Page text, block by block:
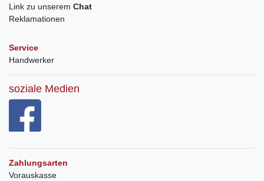
Link zu unserem Chat
Reklamationen
Service
Handwerker
soziale Medien
Zahlungsarten
Vorauskasse